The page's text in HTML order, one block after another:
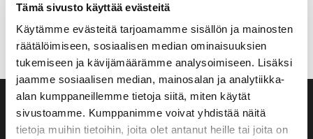
Tämä sivusto käyttää evästeitä
Käytämme evästeitä tarjoamamme sisällön ja mainosten
räätälöimiseen, sosiaalisen median ominaisuuksien
tukemiseen ja kävijämäärämme analysoimiseen. Lisäksi
jaamme sosiaalisen median, mainosalan ja analytiikka-
alan kumppaneillemme tietoja siitä, miten käytät
sivustoamme. Kumppanimme voivat yhdistää näitä
tietoja muihin tietoihin, joita olet antanut heille tai joita on
Kevään mukanasi kulkee muutamia vanhoja
tuttavuuksia, mutta korviasi hyväilee mahtavilla
ohjelmillaan myös kourallinen uusia juontajia.
Klikkaa siis lähetys käyntiin tänään kello 15 alkaen.
Saavutettavuusseloste
Evästeasetukset